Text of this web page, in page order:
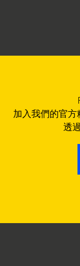
加入我們的官
透